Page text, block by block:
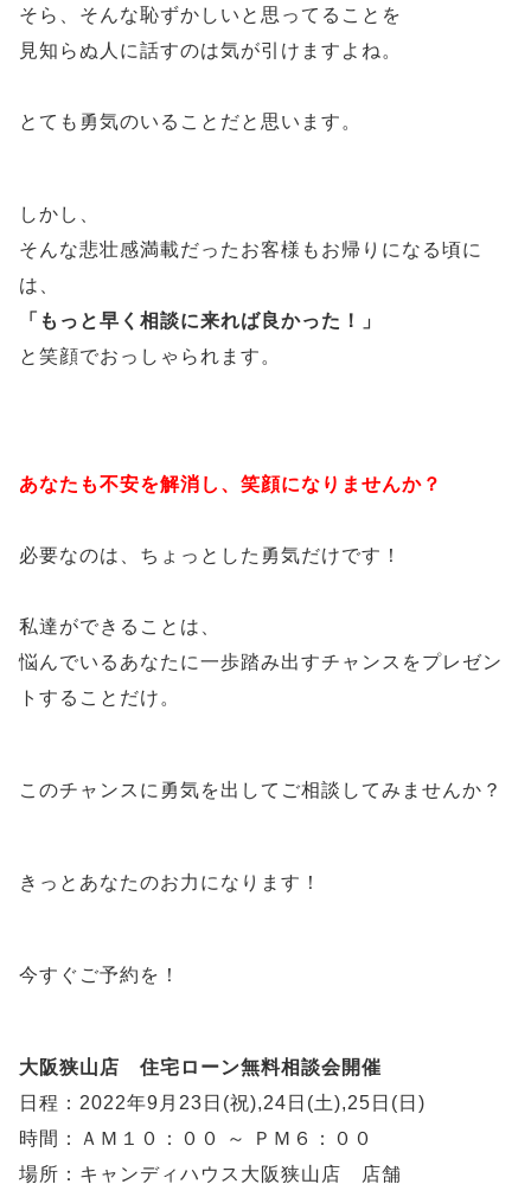
そら、そんな恥ずかしいと思ってることを
見知らぬ人に話すのは気が引けますよね。
とても勇気のいることだと思います。
しかし、
そんな悲壮感満載だったお客様もお帰りになる頃に
は、
「もっと早く相談に来れば良かった！」
と笑顔でおっしゃられます。
あなたも不安を解消し、笑顔になりませんか？
必要なのは、ちょっとした勇気だけです！
私達ができることは、
悩んでいるあなたに一歩踏み出すチャンスをプレゼン
トすることだけ。
このチャンスに勇気を出してご相談してみませんか？
きっとあなたのお力になります！
今すぐご予約を！
大阪狭山店 住宅ローン無料相談会開催
日程：2022年9月23日(祝),24日(土),25日(日)
時間：ＡＭ１０：００ ～ ＰＭ６：００
場所：キャンディハウス大阪狭山店 店舗